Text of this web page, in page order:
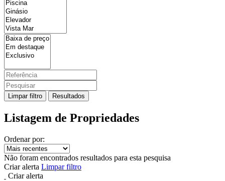
Limpar filtro Resultados
Listagem de Propriedades
Ordenar por:
Não foram encontrados resultados para esta pesquisa
Criar alerta Limpar filtro
Criar alerta